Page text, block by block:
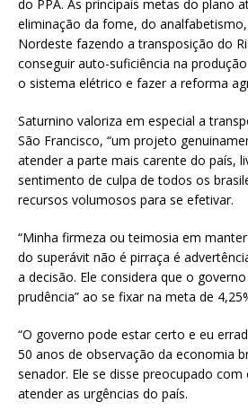
do PPA. As principais metas do plano
eliminação da fome, do
Nordeste fazendo a transposição do
conseguir auto-suficiência na
o sistema elétrico e fazer a reforma
Saturnino valoriza em especial a
São Francisco, “um projeto
atender a parte mais carente do país,
sentimento de culpa de todos os
recursos volumosos para se efetivar.
“Minha firmeza ou teimosia em
do superávit não é pirraça é
a decisão. Ele considera que o
prudência” ao se fixar na meta de
“O governo pode estar certo e eu
50 anos de observação da economia
senador. Ele se disse preocupado com
atender as urgências do país.